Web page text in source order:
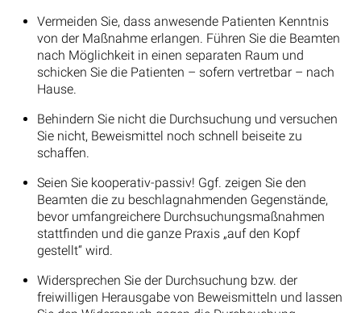
Vermeiden Sie, dass anwesende Patienten Kenntnis
von der Maßnahme erlangen. Führen Sie die Beamten
nach Möglichkeit in einen separaten Raum und
schicken Sie die Patienten – sofern vertretbar – nach
Hause.
Behindern Sie nicht die Durchsuchung und versuchen
Sie nicht, Beweismittel noch schnell beiseite zu
schaffen.
Seien Sie kooperativ-passiv! Ggf. zeigen Sie den
Beamten die zu beschlagnahmenden Gegenstände,
bevor umfangreichere Durchsuchungsmaßnahmen
stattfinden und die ganze Praxis „auf den Kopf
gestellt“ wird.
Widersprechen Sie der Durchsuchung bzw. der
freiwilligen Herausgabe von Beweismitteln und lassen